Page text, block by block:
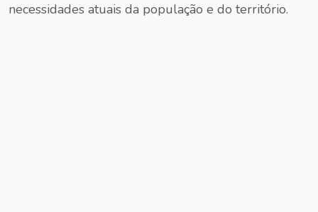
necessidades atuais da população e do território.